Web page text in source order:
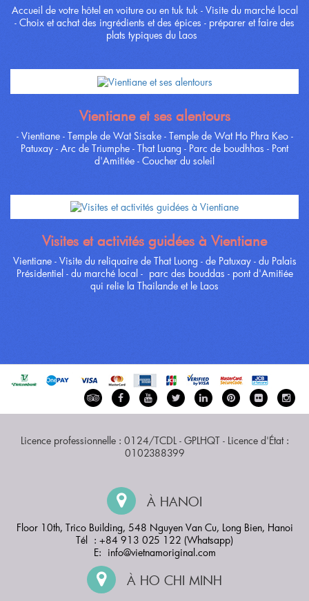
Accueil de votre hôtel en voiture ou en tuk tuk - Visite du marché local
- Choix et achat des ingrédients et des épices - préparer et faire des
plats typiques du Laos
Vientiane et ses alentours
- Vientiane - Temple de Wat Sisake - Temple de Wat Ho Phra Keo -
Patuxay - Arc de Triumphe - That Luang - Parc de boudhhas - Pont
d'Amitiée - Coucher du soleil
Visites et activités guidées à Vientiane
Vientiane - Visite du reliquaire de That Luong - de Patuxay - du Palais
Présidentiel - du marché local - parc des bouddas - pont d'Amitiée
qui relie la Thailande et le Laos
Licence professionnelle : 0124/TCDL - GPLHQT - Licence d'État :
0102388399
À HANOI
Floor 10th, Trico Building, 548 Nguyen Van Cu, Long Bien, Hanoi
Tél : +84 913 025 122 (Whatsapp)
E: info@vietnamoriginal.com
À HO CHI MINH